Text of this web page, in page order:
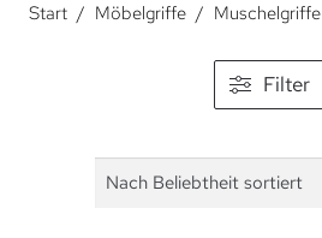
Start / Möbelgriffe / Muschelgriffe
Filter